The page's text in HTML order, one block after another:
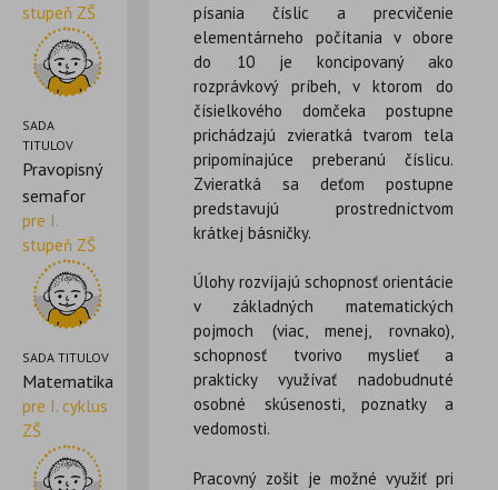
stupeň ZŠ
SADA
TITULOV
Pravopisný
semafor
pre I.
stupeň ZŠ
SADA TITULOV
Matematika
pre I. cyklus
ZŠ
písania číslic a precvičenie
elementárneho počítania v obore
do 10 je koncipovaný ako
rozprávkový príbeh, v ktorom do
čísielkového domčeka postupne
prichádzajú zvieratká tvarom tela
pripomínajúce preberanú číslicu.
Zvieratká sa deťom postupne
predstavujú prostredníctvom
krátkej básničky.
Úlohy rozvíjajú schopnosť orientácie
v základných matematických
pojmoch (viac, menej, rovnako),
schopnosť tvorivo myslieť a
prakticky využívať nadobudnuté
osobné skúsenosti, poznatky a
vedomosti.
Pracovný zošit je možné využiť pri